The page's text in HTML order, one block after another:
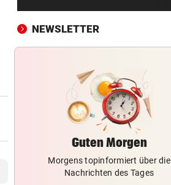
vor neuem Ansturm
CRASH AUF KREUZUNG
Wien: Lkw rammt beim
BRISANTER BERICHT:
Auch beim Super-League-
war Infantino dabei
BEDINGTE HAFTSTRAFE
Wiener (21) hinterließ
auf dem Heimweg
NEWSLETTER
Guten Morgen
Morgens topinformiert über die
Nachrichten des Tages